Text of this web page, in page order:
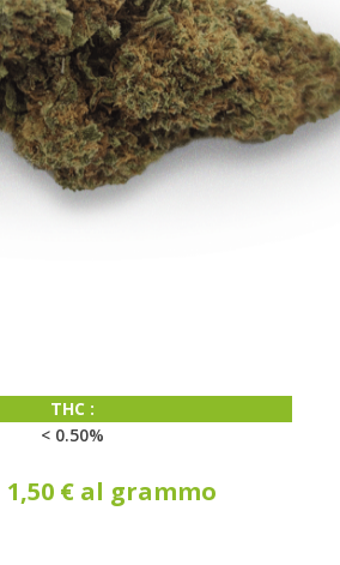
THC :
< 0.50%
1,50 € al grammo